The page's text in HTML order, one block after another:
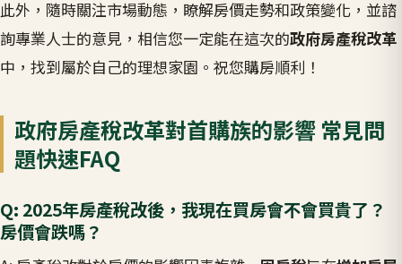
此外，隨時關注市場動態，瞭解房價走勢和政策變化，並諮
詢專業人士的意見，相信您一定能在這次的政府房產稅改革
中，找到屬於自己的理想家園。祝您購房順利！
政府房產稅改革對首購族的影響 常見問
題快速FAQ
Q: 2025年房產稅改後，我現在買房會不會買貴了？
房價會跌嗎？